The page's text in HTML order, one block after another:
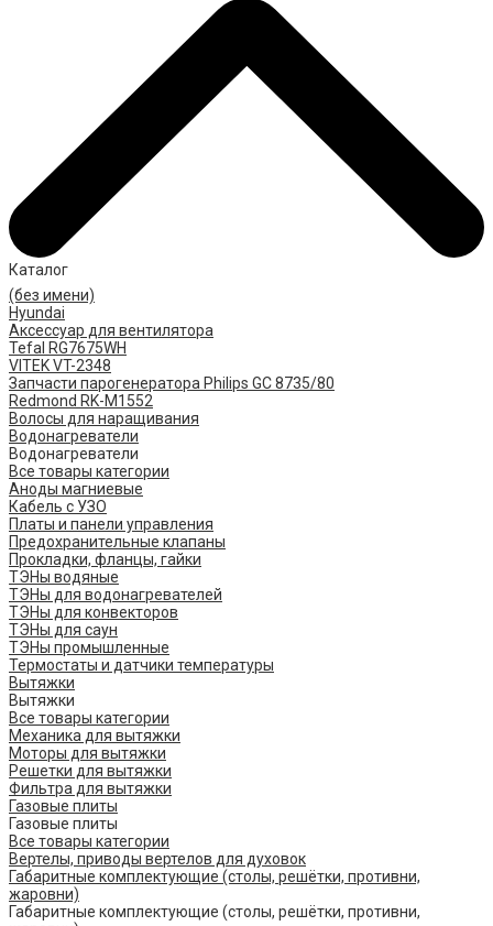
Каталог
(без имени)
Hyundai
Аксессуар для вентилятора
Tefal RG7675WH
VITEK VT-2348
Запчасти парогенератора Philips GC 8735/80
Redmond RK-M1552
Волосы для наращивания
Водонагреватели
Водонагреватели
Все товары категории
Аноды магниевые
Кабель с УЗО
Платы и панели управления
Предохранительные клапаны
Прокладки, фланцы, гайки
ТЭНы водяные
ТЭНы для водонагревателей
ТЭНы для конвекторов
ТЭНы для саун
ТЭНы промышленные
Термостаты и датчики температуры
Вытяжки
Вытяжки
Все товары категории
Механика для вытяжки
Моторы для вытяжки
Решетки для вытяжки
Фильтра для вытяжки
Газовые плиты
Газовые плиты
Все товары категории
Вертелы, приводы вертелов для духовок
Габаритные комплектующие (столы, решётки, противни,
жаровни)
Габаритные комплектующие (столы, решётки, противни,